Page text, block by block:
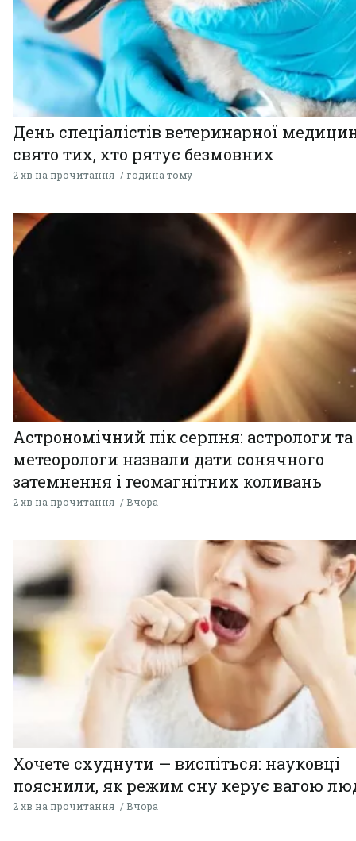
День спеціалістів ветеринарної
свято тих, хто рятує безмовних
2 хв на прочитання година тому
Астрономічний пік серпня: астрологи та
метеорологи назвали дати сонячного
затемнення і геомагнітних коливань
2 хв на прочитання Вчора
Хочете схуднути — виспіться: науковці
пояснили, як режим сну керує вагою
2 хв на прочитання Вчора